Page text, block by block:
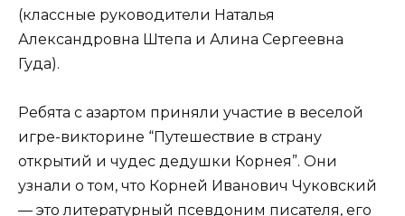
(классные руководители Наталья
Александровна Штепа и Алина Сергеевна
Гуда).
Ребята с азартом приняли участие в веселой
игре-викторине “Путешествие в страну
открытий и чудес дедушки Корнея”. Они
узнали о том, что Корней Иванович Чуковский
— это литературный псевдоним писателя, его